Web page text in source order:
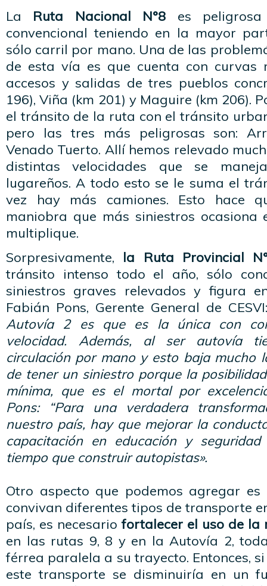
La Ruta Nacional N°8 es
convencional teniendo en la mayor
sólo carril por mano. Una de las
de esta vía es que cuenta con curvas
accesos y salidas de tres pueblos
196), Viña (km 201) y Maguire (km 206).
el tránsito de la ruta con el tránsito
pero las tres más peligrosas son:
Venado Tuerto. Allí hemos relevado
distintas velocidades que se
lugareños. A todo esto se le suma el
vez hay más camiones. Esto hace
maniobra que más siniestros ocasiona
multiplique.
Sorpresivamente, la Ruta Provincial
tránsito intenso todo el año, sólo
siniestros graves relevados y figura
Fabián Pons, Gerente General de
Autovía 2 es que es la única con
velocidad. Además, al ser autovía
circulación por mano y esto baja mucho
de tener un siniestro porque la
mínima, que es el mortal por
Pons: “Para una verdadera
nuestro país, hay que mejorar la
capacitación en educación y
tiempo que construir autopistas».
Otro aspecto que podemos agregar
convivan diferentes tipos de transporte
país, es necesariofortalecer el uso de la
en las rutas 9, 8 y en la Autovía 2,
férrea paralela a su trayecto. Entonces,
este transporte se disminuiría en un